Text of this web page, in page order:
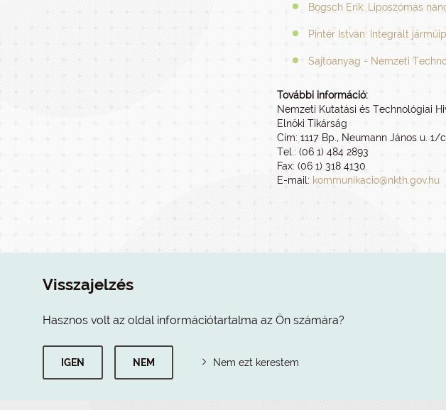
Bogsch Erik: Liposzómás
Pintér István: Integrált
Sajtóanyag - Nemzeti
További információ:
Nemzeti Kutatási és Technológiai
Elnöki Tikárság
Cím: 1117 Bp., Neumann János u. 1/c.
Tel.: (06 1) 484 2893
Fax: (06 1) 318 4130
E-mail: kommunikacio@nkth.gov.hu
Visszajelzés
Hasznos volt az oldal információtartalma az Ön számára?
IGEN NEM Nem ezt kerestem